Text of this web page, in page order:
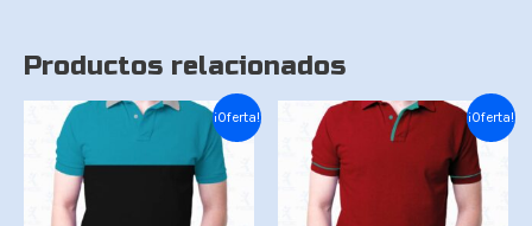
Productos relacionados
¡Oferta!
El
era:
Bs.85.
El
es:
¡Oferta!
El
precio
original
era:
Bs.85.
El
precio